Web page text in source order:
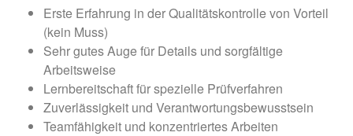
Erste Erfahrung in der Qualitätskontrolle von Vorteil
(kein Muss)
Sehr gutes Auge für Details und sorgfältige
Arbeitsweise
Lernbereitschaft für spezielle Prüfverfahren
Zuverlässigkeit und Verantwortungsbewusstsein
Teamfähigkeit und konzentriertes Arbeiten